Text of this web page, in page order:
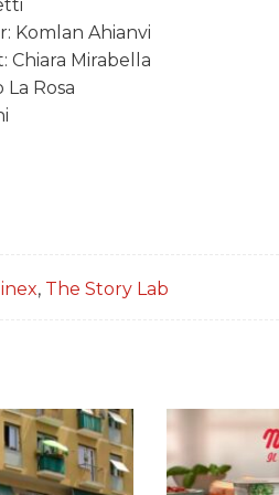
Komlan Ahianvi
Chiara Mirabella
Rosa
, The Story Lab